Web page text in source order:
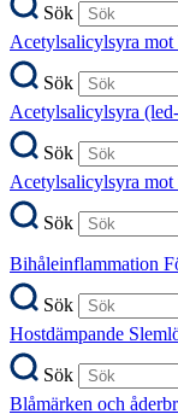
Sök
Acetylsalicylsyra
Sök
Acetylsalicylsyra
Sök
Acetylsalicylsyra mot
Sök
Bihåleinflammation
Sök
Hostdämpande
Sök
Blåmärken och